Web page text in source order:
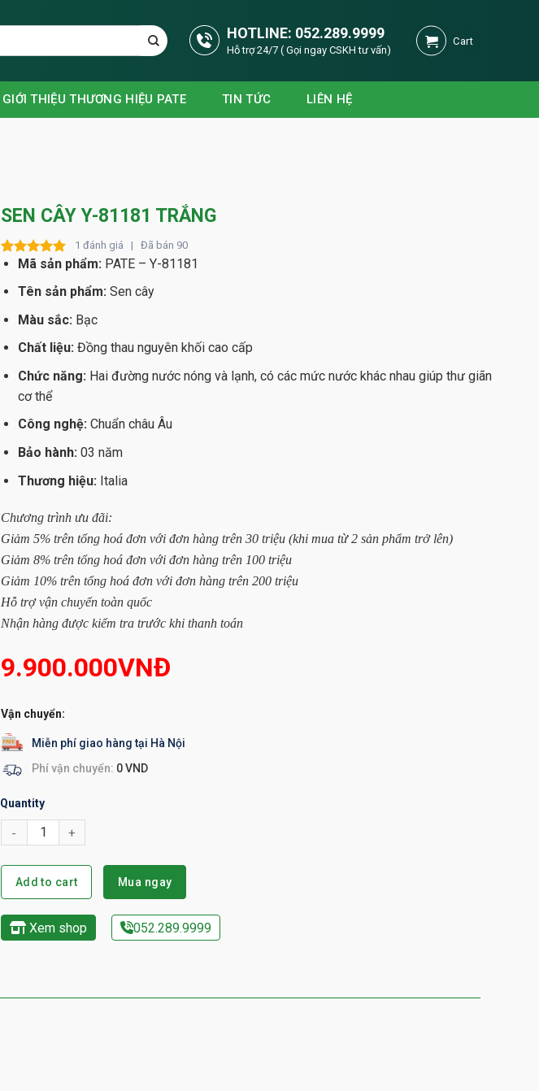
HOTLINE: 052.289.9999
Hỗ trợ 24/7 ( Gọi ngay CSKH tư vấn)
Cart
GIỚI THIỆU THƯƠNG HIỆU PATE TIN TỨC LIÊN HỆ
SEN CÂY Y-81181 TRẮNG
Rated 5.00
based on
1
rating
1 đánh giá | Đã bán 90
Mã sản phẩm: PATE – Y-81181
Tên sản phẩm:Sen cây
Màu sắc: Bạc
Chất liệu:Đồng thau nguyên khối cao cấp
Chức năng: Hai đường nước nóng và lạnh, có các mức nước khác nhau giúp thư giãn
cơ thể
Công nghệ:Chuẩn châu Âu
Bảo hành:03 năm
Thương hiệu: Italia
Chương trình ưu đãi:
Giảm 5% trên tổng hoá đơn với đơn hàng trên 30 triệu (khi mua từ 2 sản phẩm trở lên)
Giảm 8% trên tổng hoá đơn với đơn hàng trên 100 triệu
Giảm 10% trên tổng hoá đơn với đơn hàng trên 200 triệu
Hỗ trợ vận chuyển toàn quốc
Nhận hàng được kiểm tra trước khi thanh toán
9.900.000VNĐ
Vận chuyển:
Miễn phí giao hàng tại Hà Nội
Phí vận chuyển: 0 VND
Quantity
Add to cart Mua ngay
Xem shop 052.289.9999